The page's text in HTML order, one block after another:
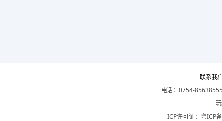
联系我
电话：0754-
ICP许可证： 粤ICP